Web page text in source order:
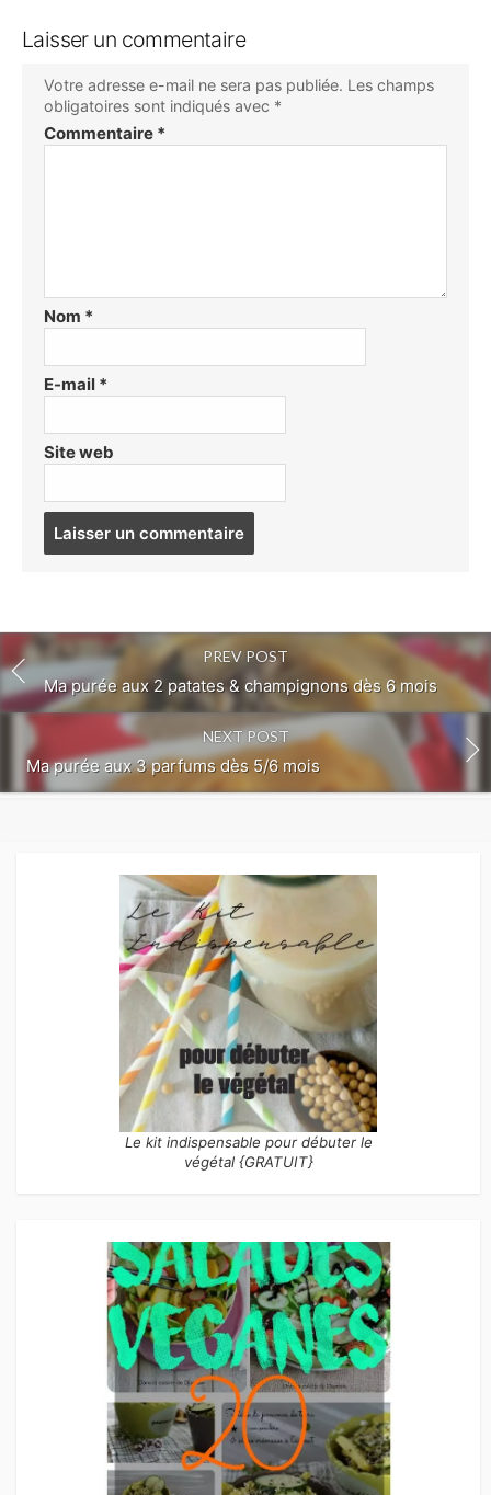
Laisser un commentaire
Votre adresse e-mail ne sera pas publiée. Les champs
obligatoires sont indiqués avec *
Commentaire *
Nom *
E-mail *
Site web
PREV POST
Ma purée aux 2 patates & champignons dès 6 mois
NEXT POST
Ma purée aux 3 parfums dès 5/6 mois
Le kit indispensable pour débuter le
végétal {GRATUIT}